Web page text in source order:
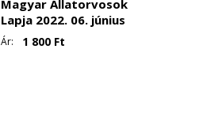
Magyar Állatorvosok
Lapja 2022. 06. június
Ár: 1 800Ft